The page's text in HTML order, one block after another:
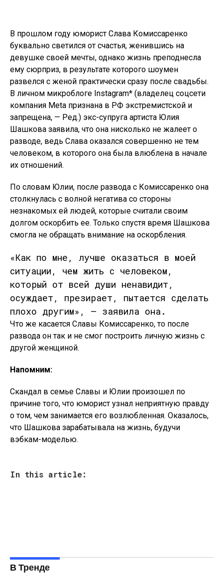
В прошлом году юморист Слава Комиссаренко
буквально светился от счастья, женившись на
девушке своей мечты, однако жизнь преподнесла
ему сюрприз, в результате которого шоумен
развелся с женой практически сразу после свадьбы.
В личном микроблоге Instagram* (владелец соцсети
компания Meta признана в РФ экстремистской и
запрещена, — Ред.) экс-супруга артиста Юлия
Шашкова заявила, что она нисколько не жалеет о
разводе, ведь Слава оказался совершенно не тем
человеком, в которого она была влюблена в начале
их отношений.
По словам Юлии, после развода с Комиссаренко она
столкнулась с волной негатива со стороны
незнакомых ей людей, которые считали своим
долгом оскорбить ее. Только спустя время Шашкова
смогла не обращать внимание на оскорбления.
«Как по мне, лучше оказаться в моей
ситуации, чем жить с человеком,
который от всей души ненавидит,
осуждает, презирает, пытается сделать
плохо другим», — заявила она.
Что же касается Славы Комиссаренко, то после
развода он так и не смог построить личную жизнь с
другой женщиной.
Напомним:
Скандал в семье Славы и Юлии произошел по
причине того, что юморист узнал неприятную правду
о том, чем занимается его возлюбленная. Оказалось,
что Шашкова зарабатывала на жизнь, будучи
вэбкам-моделью.
In this article:
В Тренде